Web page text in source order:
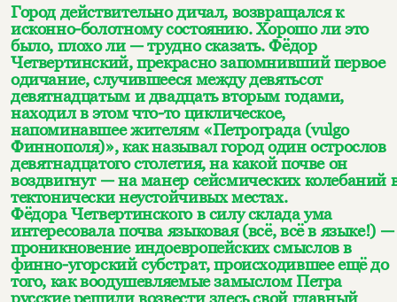
Город действительно дичал, возвращался к
исконно-болотному состоянию. Хорошо ли это
было, плохо ли — трудно сказать. Фёдор
Четвертинский, прекрасно запомнивший первое
одичание, случившееся между девятьсот
девятнадцатым и двадцать вторым годами,
находил в этом что-то циклическое,
напоминавшее жителям «Петрограда (vulgo
Финнополя)», как называл город один острослов
девятнадцатого столетия, на какой почве он
воздвигнут — на манер сейсмических колебаний
тектонически неустойчивых местах.
Фёдора Четвертинского в силу склада ума
интересовала почва языковая (всё, всё в языке!) —
проникновение индоевропейских смыслов в
финно-угорский субстрат, происходившее ещё до
того, как воодушевляемые замыслом Петра
русские решили возвести здесь свой главный